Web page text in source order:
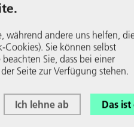
während andere uns helfen,
Sie können selbst
Sie, dass bei einer
Seite zur Verfügung stehen.
Ich lehne ab Das ist